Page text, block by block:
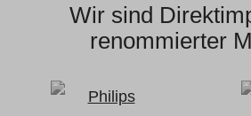
Wir sind
renommierter